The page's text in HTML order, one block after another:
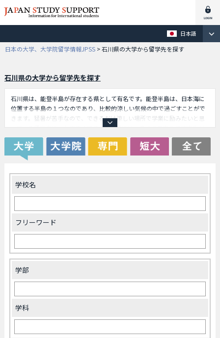
日本語
日本の大学、大学院留学情報JPSS >石川県の大学から留学先を探す
石川県の大学から留学先を探す
石川県は、能登半島が存在する県として有名です。能登半島は、日本海に
位置する半島の１つなのであり、比較的涼しい気候の中で過ごすことがで
きます。猛暑が苦手なので、できるだけ涼しい場所で学業に励みたいと思
っている留学生に、おすすめです。石川県には、多くの日本の伝統文化が
根付いています。例えば、加賀友禅や輪島塗り、九谷焼きなどはその例で
す。また、県庁所在地の金沢市は、城下町としての伝統的な街並みで知ら
れています。このような伝統文化をじかに体感することによって、石川県
あることも、石川県の特長と言えるでしょう。
学校名
フリーワード
学部
学科